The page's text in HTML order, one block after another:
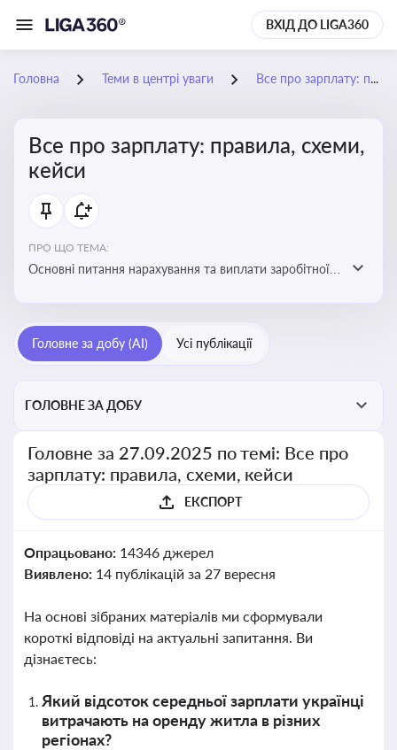
ВХІД ДО LIGA360
Головна Теми в центрі уваги Все про зарплату: правила, схеми, кейси
Все про зарплату: правила, схеми,
кейси
ПРО ЩО ТЕМА:
Основні питання нарахування та виплати заробітної
інформації про можливі схеми зловживань
Головне за добу (AI) Усі публікації
ГОЛОВНЕ ЗА ДОБУ
Головне за 27.09.2025 по темі: Все про
зарплату: правила, схеми, кейси
ЕКСПОРТ
Опрацьовано: 14346 джерел
Виявлено: 14 публікацій за 27 вересня
На основі зібраних матеріалів ми сформували
короткі відповіді на актуальні запитання. Ви
дізнаєтесь:
Який відсоток середньої зарплати українці
витрачають на оренду житла в різних
регіонах?